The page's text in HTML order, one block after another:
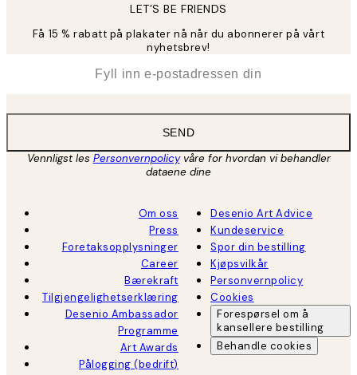
LET’S BE FRIENDS
Få 15 % rabatt på plakater nå når du abonnerer på vårt
nyhetsbrev!
SEND
Vennligst les Personvernpolicyvåre for hvordan vi behandler
dataene dine
Om oss
Press
Foretaksopplysninger
Career
Bærekraft
Tilgjengelighetserklæring
Desenio Ambassador
Programme
Art Awards
Pålogging (bedrift)
Desenio Art Advice
Kundeservice
Spor din bestilling
Kjøpsvilkår
Personvernpolicy
Cookies
Forespørsel om å
kansellere bestilling
Behandle cookies